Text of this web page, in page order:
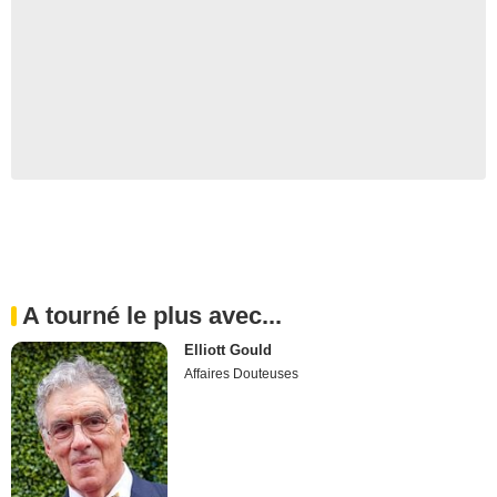
A tourné le plus avec...
Elliott Gould
Affaires Douteuses